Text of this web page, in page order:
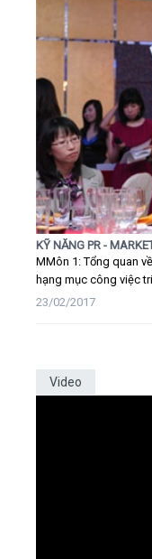
KỸ NĂNG PR -
MMôn 1: Tổng quan
hạng mục công việc
23/02/2017
Video